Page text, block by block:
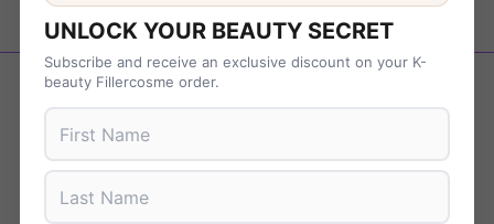
Revenir en arrière
UNLOCK YOUR BEAUTY SECRET
Subscribe and receive an exclusive discount on your K-
beauty Fillercosme order.